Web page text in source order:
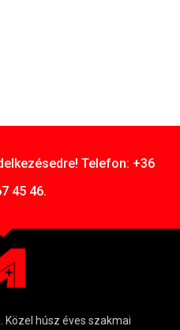
Telefon: +36
45 46.
Közel húsz éves szakmai